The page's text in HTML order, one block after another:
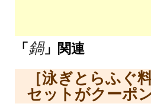
「 鍋」関連
［泳ぎとらふぐ
セットがクーポ